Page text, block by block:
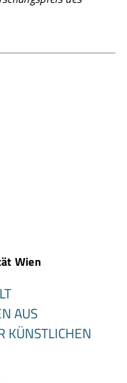
Wien
AUS
KÜNSTLICHEN